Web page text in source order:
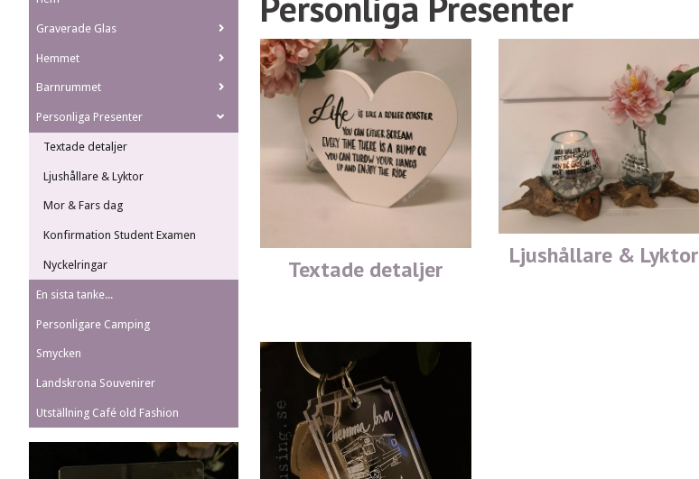
Graverade Glas
Hemmet
Barnrummet
Personliga Presenter
Textade detaljer
Ljushållare & Lyktor
Mor & Fars dag
Konfirmation Student Examen
Nyckelringar
En sista tanke...
Personligare Camping
Smycken
Landskrona Souvenirer
Utställning Café old Fashion
Textade detaljer
Ljushållare & Lyktor